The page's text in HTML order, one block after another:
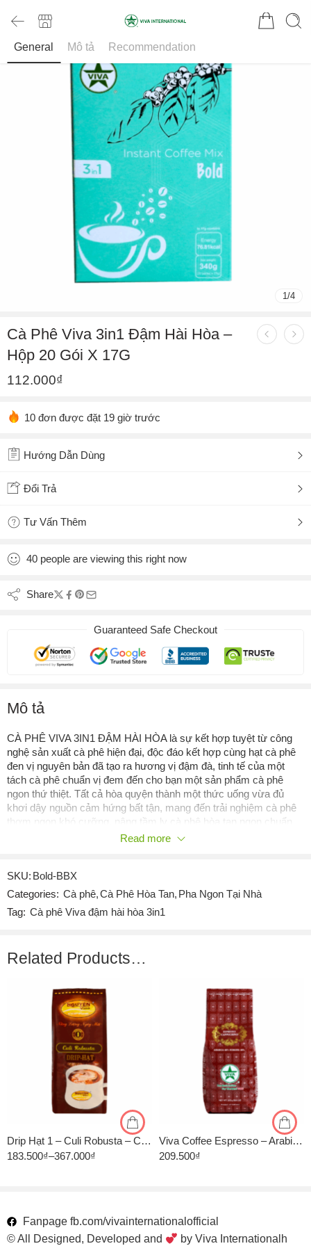
General Mô tả Recommendation
1/4
Cà Phê Viva 3in1 Đậm Hài Hòa –
Hộp 20 Gói X 17G
112.000₫
10 đơn được đặt 19 giờ trước
Hướng Dẫn Dùng
Đổi Trả
Tư Vấn Thêm
40 people are viewing this right now
Share
Guaranteed Safe Checkout
Mô tả
CÀ PHÊ VIVA 3IN1 ĐẬM HÀI HÒA là sự kết hợp tuyệt từ công
nghệ sản xuất cà phê hiện đại, độc đáo kết hợp cùng hạt cà phê
đen vị nguyên bản đã tạo ra hương vị đậm đà, tinh tế của một
tách cà phê chuẩn vị đem đến cho bạn một sản phẩm cà phê
ngon thứ thiệt. Tất cả hòa quyện thành một thức uống vừa đủ
khơi dậy nguồn cảm hứng bất tận, mang đến trải nghiệm cà phê
thơm ngon khó cưỡng, nâng tầm ly cà phê hòa tan ngon chuẩn
như cà phê pha tại quán. THÔNG TIN SẢN PHẨM – Khối lượng
cà phê hòa tan (12%), bột kem thực vật, đường, maltodextrin,
màu thực vật, hương cà phê tổng hợp. Hướng dẫn sử dụng:
lạnh: Hòa 2 gói với 70ml nước nóng, khuấy đều và cho thêm đá.
Read more
SKU: Bold-BBX
Categories: Cà phê,Cà Phê Hòa Tan, Pha Ngon Tại Nhà
Tag: Cà phê Viva đậm hài hòa 3in1
Related Products…
Drip Hạt 1 – Culi Robusta – Cà Phê Pha Phin Nguyên Vina
183.500₫–367.000₫
1kg
500gr
Viva Coffee Espresso – Arabica 60%, Robusta 40% – Cà Phê Pha Máy – Túi 500g
209.500₫
500gr
Fanpage fb.com/vivainternationalofficial
© All Designed, Developed and
by Viva Internationalh